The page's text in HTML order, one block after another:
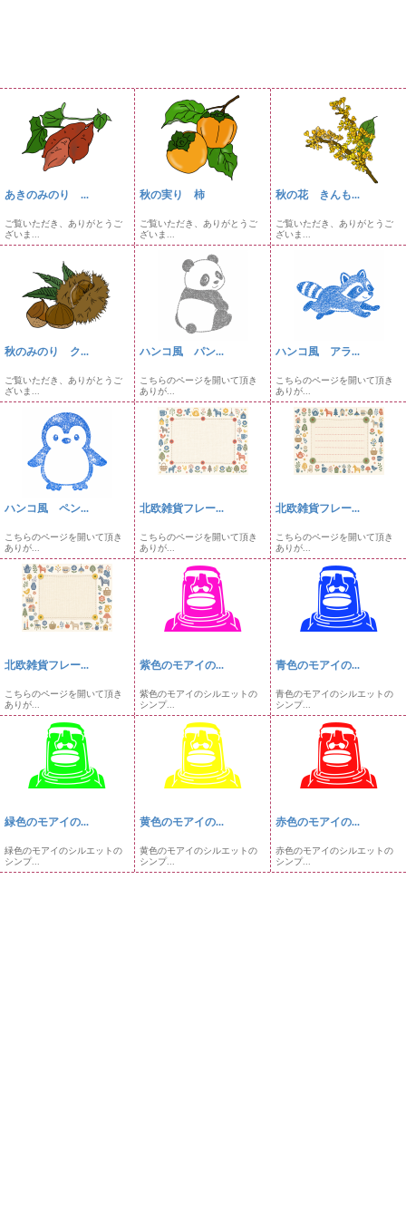
あきのみのり ...
ご覧いただき、ありがとうご
ざいま...
秋の実り 柿
ご覧いただき、ありがとうご
ざいま...
秋の花 きんも...
ご覧いただき、ありがとうご
ざいま...
秋のみのり ク...
ご覧いただき、ありがとうご
ざいま...
ハンコ風 パン...
こちらのページを開いて頂き
ありが...
ハンコ風 アラ...
こちらのページを開いて頂き
ありが...
ハンコ風 ペン...
こちらのページを開いて頂き
ありが...
北欧雑貨フレー...
こちらのページを開いて頂き
ありが...
北欧雑貨フレー...
こちらのページを開いて頂き
ありが...
北欧雑貨フレー...
こちらのページを開いて頂き
ありが...
紫色のモアイの...
紫色のモアイのシルエットの
シンプ...
青色のモアイの...
青色のモアイのシルエットの
シンプ...
緑色のモアイの...
緑色のモアイのシルエットの
シンプ...
黄色のモアイの...
黄色のモアイのシルエットの
シンプ...
赤色のモアイの...
赤色のモアイのシルエットの
シンプ...